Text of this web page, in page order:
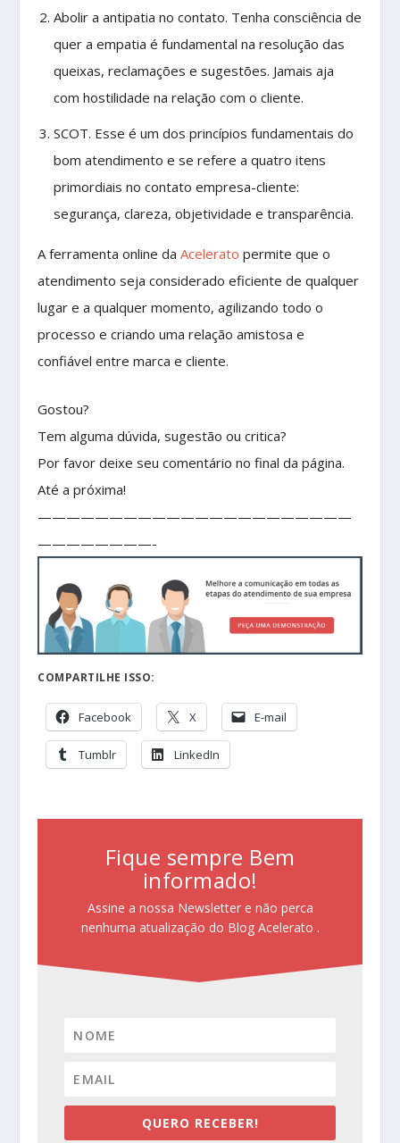
Abolir a antipatia no contato. Tenha consciência de
quer a empatia é fundamental na resolução das
queixas, reclamações e sugestões. Jamais aja
com hostilidade na relação com o cliente.
SCOT. Esse é um dos princípios fundamentais do
bom atendimento e se refere a quatro itens
primordiais no contato empresa-cliente:
segurança, clareza, objetividade e transparência.
A ferramenta online daAcelerato permite que o
atendimento seja considerado eficiente de qualquer
lugar e a qualquer momento, agilizando todo o
processo e criando uma relação amistosa e
confiável entre marca e cliente.
Gostou?
Tem alguma dúvida, sugestão ou critica?
Por favor deixe seu comentário no final da página.
Até a próxima!
——————————————————————
————————-
COMPARTILHE ISSO:
Facebook X E-mail
Tumblr LinkedIn
Fique sempre Bem
informado!
Assine a nossa Newsletter e não perca
nenhuma atualização do Blog Acelerato .
QUERO RECEBER!